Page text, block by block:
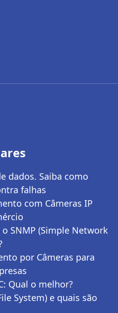
dados. Saiba como
falhas
com Câmeras IP
SNMP (Simple Network
por Câmeras para
Qual o melhor?
System) e quais são